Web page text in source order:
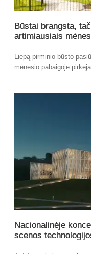
Būstai brangsta,
artimiausiais
Liepą pirminio būsto
mėnesio pabaigoje
Nacionalinėje
scenos